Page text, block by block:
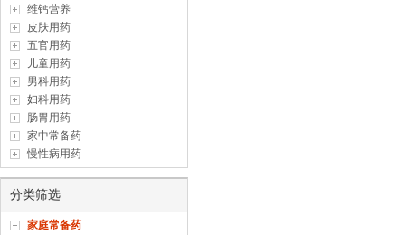
维钙营养
皮肤用药
五官用药
儿童用药
男科用药
妇科用药
肠胃用药
家中常备药
慢性病用药
分类筛选
家庭常备药